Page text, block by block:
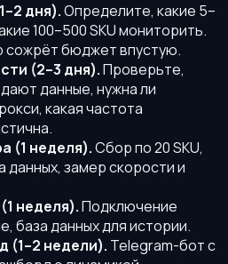
дня).Определите, какие 5–
100–500 SKU мониторить.
сожрёт бюджет впустую.
(2–3 дня).Проверьте,
данные, нужна ли
какая частота
(1 неделя).Сбор по 20 SKU,
данных, замер скорости и
неделя).Подключение
база данных для истории.
(1–2 недели). Telegram-бот с